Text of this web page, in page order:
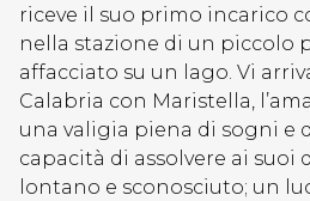
riceve il suo primo incarico
nella stazione di un piccolo
affacciato su un lago. Vi
Calabria con Maristella,
una valigia piena di sogni e
capacità di assolvere ai suoi
lontano e sconosciuto; un